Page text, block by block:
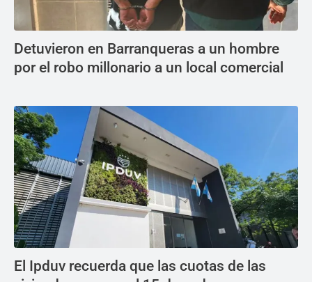
Detuvieron en Barranqueras a un hombre
por el robo millonario a un local comercial
El Ipduv recuerda que las cuotas de las